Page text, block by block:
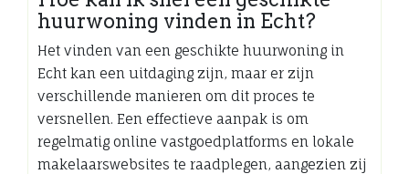
huurwoning vinden in Echt?
Het vinden van een geschikte huurwoning in
Echt kan een uitdaging zijn, maar er zijn
verschillende manieren om dit proces te
versnellen. Een effectieve aanpak is om
regelmatig online vastgoedplatforms en lokale
makelaarswebsites te raadplegen, aangezien zij